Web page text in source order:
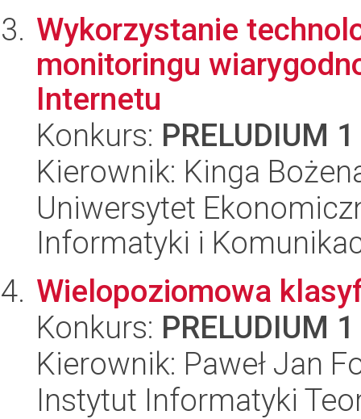
Wykorzystanie
monitoringu
Internetu
Konkurs: PRELUDIUM 1
Kierownik: Kinga
Uniwersytet
Informatyki i
Wielopoziomowa
Konkurs: PRELUDIUM 1
Kierownik: Paweł Jan
Instytut Informatyki